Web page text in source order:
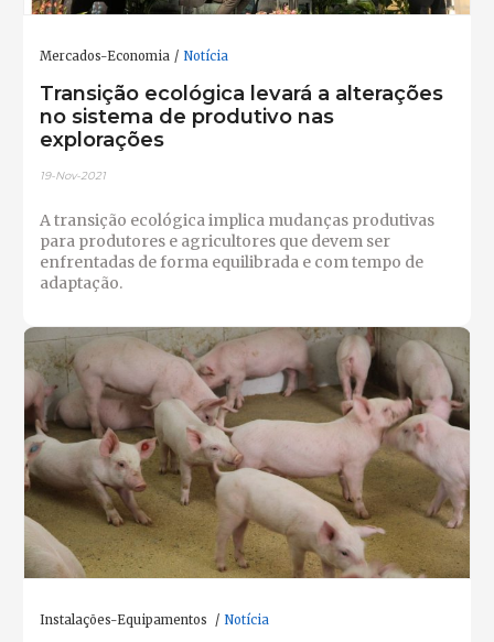
Mercados-Economia Notícia
Transição ecológica levará a alterações
no sistema de produtivo nas
explorações
19-Nov-2021
A transição ecológica implica mudanças produtivas
para produtores e agricultores que devem ser
enfrentadas de forma equilibrada e com tempo de
adaptação.
Instalações-Equipamentos Notícia